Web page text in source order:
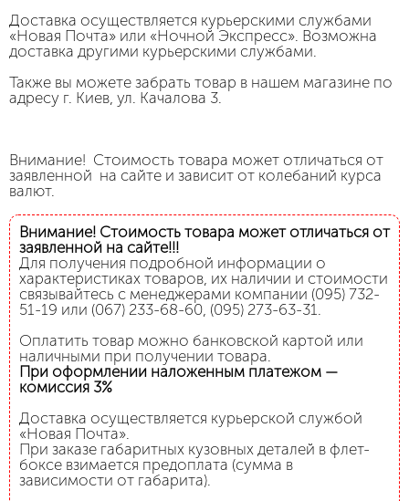
Доставка осуществляется курьерскими службами
«Новая Почта» или «Ночной Экспресс». Возможна
доставка другими курьерскими службами.
Также вы можете забрать товар в нашем магазине по
адресу г. Киев, ул. Качалова 3.
Внимание! Стоимость товара может отличаться от
заявленной на сайте и зависит от колебаний курса
валют.
Внимание! Стоимость товара может отличаться от
заявленной на сайте!!!
Для получения подробной информации о
характеристиках товаров, их наличии и стоимости
связывайтесь с менеджерами компании (095) 732-
51-19 или (067) 233-68-60, (095) 273-63-31.
Оплатить товар можно банковской картой или
наличными при получении товара.
При оформлении наложенным платежом —
комиссия 3%
Доставка осуществляется курьерской службой
«Новая Почта».
При заказе габаритных кузовных деталей в флет-
боксе взимается предоплата (сумма в
зависимости от габарита).